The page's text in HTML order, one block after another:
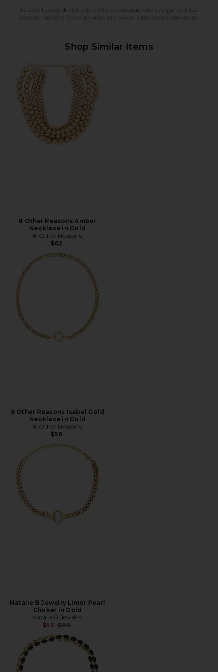
As solicitações de itens de volta ao estoque não são garantidas.
As solicitações não concluídas são canceladas após 6 semanas.
Shop Similar Items
8 Other Reasons Amber
Necklace in Gold
8 Other Reasons
$62
8 Other Reasons Isabel Gold
Necklace in Gold
8 Other Reasons
$56
Natalie B Jewelry Limor Pearl
Choker in Gold
Natalie B Jewelry
$53 Preço anterior:
$88